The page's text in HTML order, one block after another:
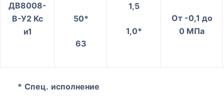
ДВ8008-
В-У2 Кс
и1
50*
63
1,5
1,0*
От -0,1 до
0 МПа
* Спец. исполнение